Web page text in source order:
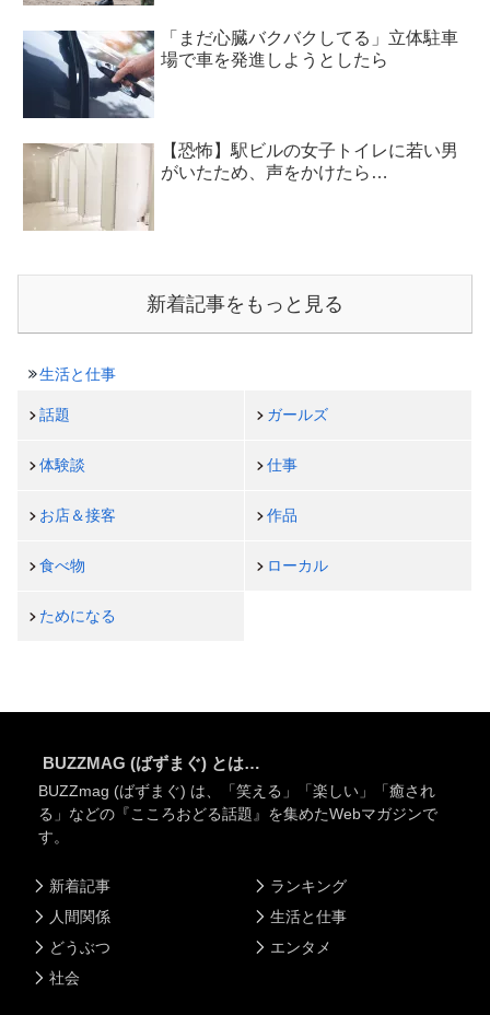
「まだ心臓バクバクしてる」立体駐車
場で車を発進しようとしたら
【恐怖】駅ビルの女子トイレに若い男
がいたため、声をかけたら…
新着記事をもっと見る
生活と仕事
話題 ガールズ
体験談 仕事
お店＆接客 作品
食べ物 ローカル
ためになる
BUZZMAG (ばずまぐ) とは…
BUZZmag (ばずまぐ) は、「笑える」「楽しい」「癒され
る」などの『こころおどる話題』を集めたWebマガジンで
す。
新着記事
人間関係
どうぶつ
社会
ランキング
生活と仕事
エンタメ